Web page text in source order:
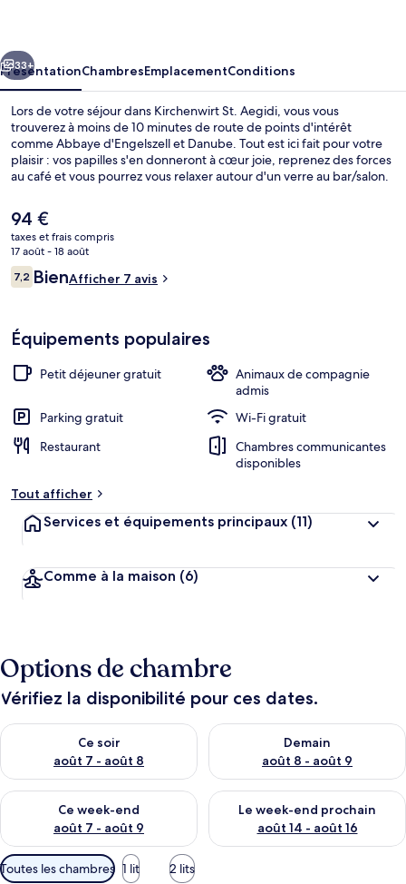
Suivant
33+
PrésentationChambresEmplacementConditions
Lors de votre séjour dans Kirchenwirt St. Aegidi, vous vous
trouverez à moins de 10 minutes de route de points d'intérêt
comme Abbaye d'Engelszell et Danube. Tout est ici fait pour votre
plaisir : vos papilles s'en donneront à cœur joie, reprenez des forces
au café et vous pourrez vous relaxer autour d'un verre au bar/salon.
de minutes pour rejoindre des sites comme Pont panoramique
Treetop Walk et IKUNA Parc Naturel.
Le
prix
actuel
est
de
94 €
taxes et frais compris
17 août - 18 août
Avis
voyageurs
7,27,2 sur 10
BienAfficher 7 avis
Équipements populaires
Petit déjeuner gratuit
Animaux de compagnie
admis
Parking gratuit
Wi-Fi gratuit
Restaurant
Chambres communicantes
disponibles
Tout afficher
Services et équipements principaux (11)
Comme à la maison (6)
Options de chambre
Vérifiez la disponibilité pour ces dates.
Ce soir
août 7 - août 8
Vérifier la disponibilité pour ce soir août 7 - août 8
Demain
août 8 - août 9
Vérifier la disponibilité pour
Ce week-end
août 7 - août 9
Vérifier la disponibilité pour ce week-end août 7 - août 9
Le week-end prochain
août 14 - août 16
Vérifier la disponibilité pour
Filtres
Toutes les chambres 1 lit 2 lits